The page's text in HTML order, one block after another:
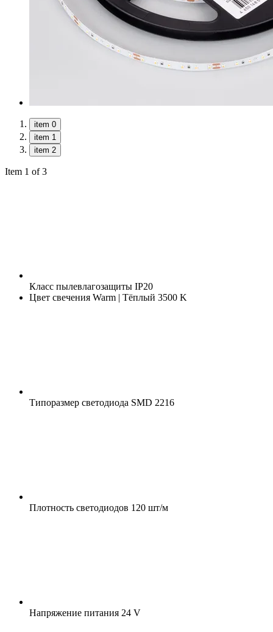
item 0
item 1
item 2
Item 1 of 3
Класс пылевлагозащиты IP20
Цвет свечения Warm | Тёплый 3500 K
Типоразмер светодиода SMD 2216
Плотность светодиодов 120 шт/м
Напряжение питания 24 V